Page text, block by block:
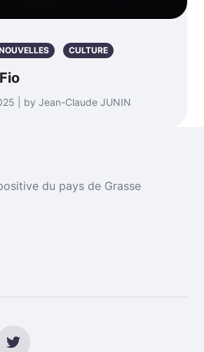
CULTURE
| by Jean-Claude JUNIN
du pays de Grasse